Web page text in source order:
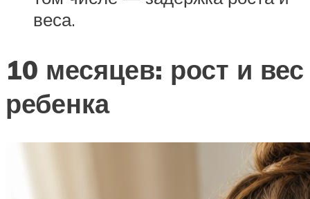
веса.
10 месяцев: рост и вес
ребенка